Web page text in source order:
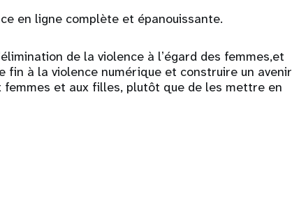
en ligne complète et épanouissante.
de la violence à lʼégard des femmes,et
fin à la violence numérique et construire un avenir
femmes et aux filles, plutôt que de les mettre en